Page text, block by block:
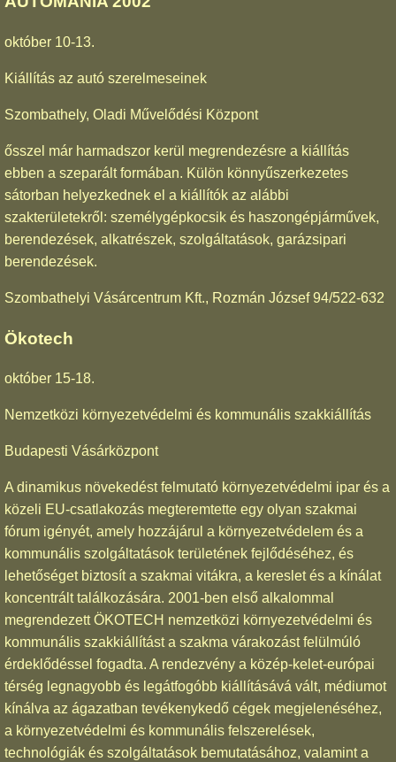
október 10-13.
Kiállítás az autó szerelmeseinek
Szombathely, Oladi Művelődési Központ
ősszel már harmadszor kerül megrendezésre a kiállítás
ebben a szeparált formában. Külön könnyűszerkezetes
sátorban helyezkednek el a kiállítók az alábbi
szakterületekről: személygépkocsik és haszongépjárművek,
berendezések, alkatrészek, szolgáltatások, garázsipari
berendezések.
Szombathelyi Vásárcentrum Kft., Rozmán József 94/522-632
Ökotech
október 15-18.
Nemzetközi környezetvédelmi és kommunális szakkiállítás
Budapesti Vásárközpont
A dinamikus növekedést felmutató környezetvédelmi ipar és a
közeli EU-csatlakozás megteremtette egy olyan szakmai
fórum igényét, amely hozzájárul a környezetvédelem és a
kommunális szolgáltatások területének fejlődéséhez, és
lehetőséget biztosít a szakmai vitákra, a kereslet és a kínálat
koncentrált találkozására. 2001-ben első alkalommal
megrendezett ÖKOTECH nemzetközi környezetvédelmi és
kommunális szakkiállítást a szakma várakozást felülmúló
érdeklődéssel fogadta. A rendezvény a közép-kelet-európai
térség legnagyobb és legátfogóbb kiállításává vált, médiumot
kínálva az ágazatban tevékenykedő cégek megjelenéséhez,
a környezetvédelmi és kommunális felszerelések,
technológiák és szolgáltatások bemutatásához, valamint a